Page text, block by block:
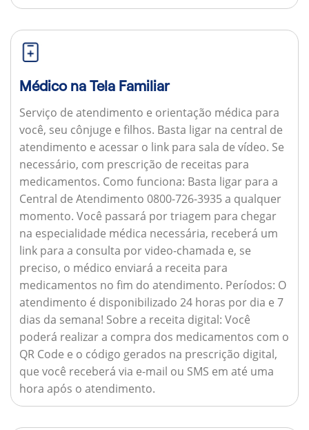
Médico na Tela Familiar
Serviço de atendimento e orientação médica para
você, seu cônjuge e filhos. Basta ligar na central de
atendimento e acessar o link para sala de vídeo. Se
necessário, com prescrição de receitas para
medicamentos. Como funciona: Basta ligar para a
Central de Atendimento 0800-726-3935 a qualquer
momento. Você passará por triagem para chegar
na especialidade médica necessária, receberá um
link para a consulta por video-chamada e, se
preciso, o médico enviará a receita para
medicamentos no fim do atendimento. Períodos: O
atendimento é disponibilizado 24 horas por dia e 7
dias da semana! Sobre a receita digital: Você
poderá realizar a compra dos medicamentos com o
QR Code e o código gerados na prescrição digital,
que você receberá via e-mail ou SMS em até uma
hora após o atendimento.